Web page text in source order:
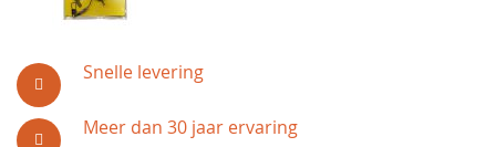
Snelle levering
Meer dan 30 jaar ervaring